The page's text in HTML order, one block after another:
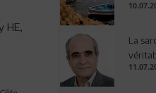
HE,
La